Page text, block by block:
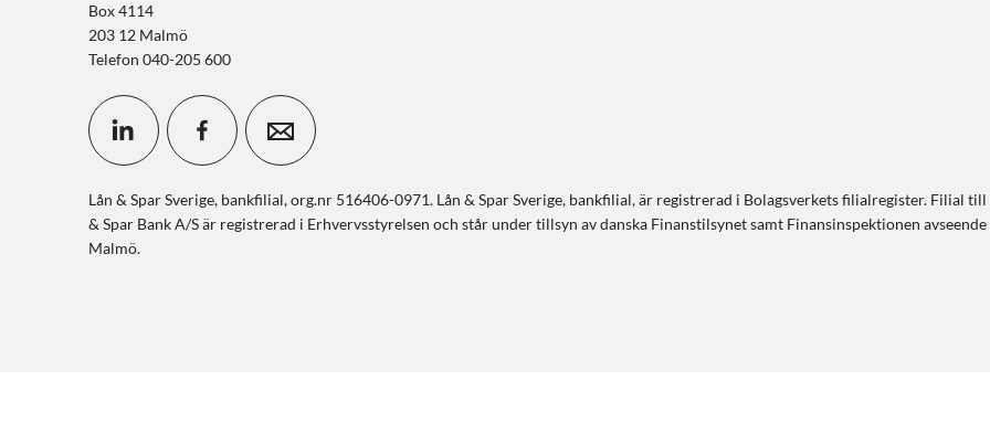
Box 4114
203 12 Malmö
Telefon 040-205 600
Lån & Spar Sverige, bankfilial, org.nr 516406-0971. Lån & Spar Sverige, bankfilial, är registrerad i Bolagsverkets filialregister. Filial
& Spar Bank A/S är registrerad i Erhvervsstyrelsen och står under tillsyn av danska Finanstilsynet samt Finansinspektionen
Malmö.